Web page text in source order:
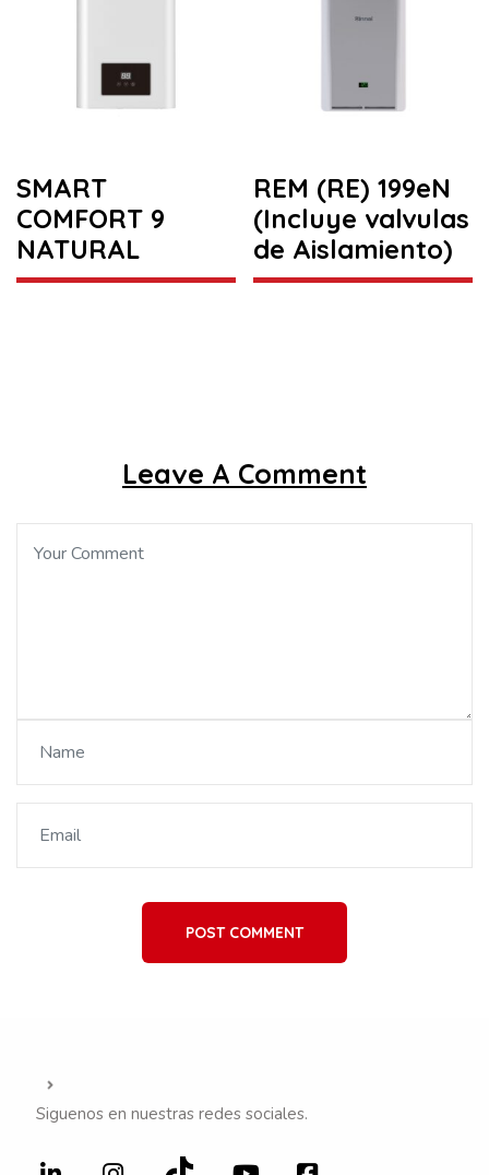
SMART
COMFORT 9
NATURAL
REM (RE) 199eN
(Incluye valvulas
de Aislamiento)
Leave A Comment
POST COMMENT
Siguenos en nuestras redes sociales.